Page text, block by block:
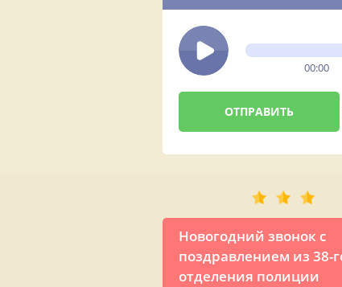
00:00
Новогодний звонок с
поздравлением из 38-
отделения полиции